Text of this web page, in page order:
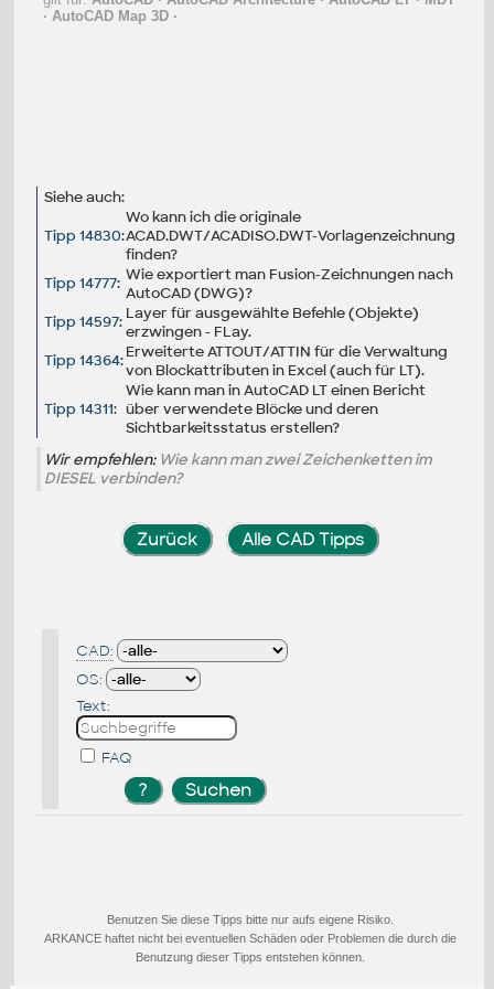
· AutoCAD Map 3D·
Siehe auch:
Tipp 14830:
Wo kann ich die originale
ACAD.DWT/ACADISO.DWT-Vorlagenzeichnung
finden?
Tipp 14777: Wie exportiert man Fusion-Zeichnungen nach
AutoCAD (DWG)?
Tipp 14597: Layer für ausgewählte Befehle (Objekte)
erzwingen - FLay.
Tipp 14364:Erweiterte ATTOUT/ATTIN für die Verwaltung
von Blockattributen in Excel (auch für LT).
Tipp 14311:
Wie kann man in AutoCAD LT einen Bericht
über verwendete Blöcke und deren
Sichtbarkeitsstatus erstellen?
Wir empfehlen: Wie kann man zwei Zeichenketten im
DIESEL verbinden?
Zurück Alle CAD Tipps
CAD:
OS:
Text:
FAQ
Benutzen Sie diese Tipps bitte nur aufs eigene Risiko.
ARKANCE haftet nicht bei eventuellen Schäden oder Problemen die durch die
Benutzung dieser Tipps entstehen können.